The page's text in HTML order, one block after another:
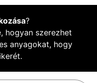
?
hogyan szerezhet
anyagokat, hogy